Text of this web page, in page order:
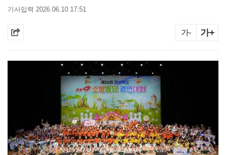
기사입력 2026.06.10 17:51
가- 가+